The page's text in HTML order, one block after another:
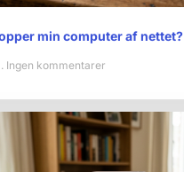
min computer af nettet?
Ingen kommentarer